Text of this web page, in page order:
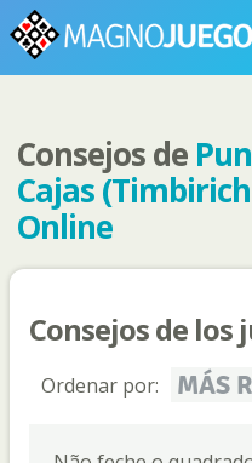
RANKINGS
TORNEOS
COMUNIDAD
PASAPORTE
JUGAR
Consejos de
Cajas
Online
Consejos de los
Ordenar por: MÁS